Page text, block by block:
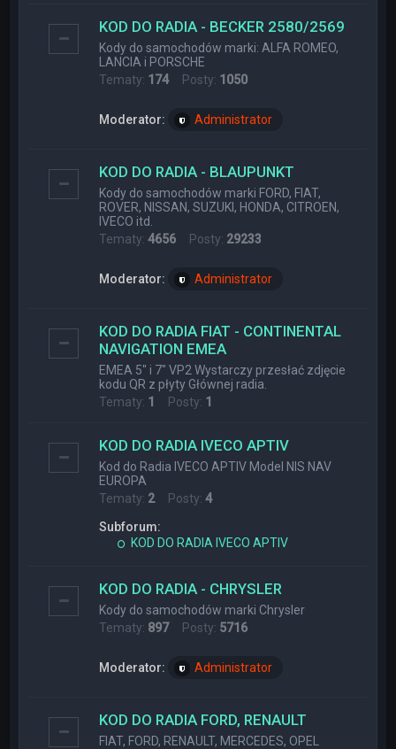
KOD DO RADIA - BECKER 2580/2569
Kody do samochodów marki: ALFA ROMEO,
LANCIA i PORSCHE
Tematy: 174Posty: 1050
Moderator: Administrator
KOD DO RADIA - BLAUPUNKT
Kody do samochodów marki FORD, FIAT,
ROVER, NISSAN, SUZUKI, HONDA, CITROEN,
IVECO itd.
Tematy:4656 Posty: 29233
Moderator: Administrator
KOD DO RADIA FIAT - CONTINENTAL
NAVIGATION EMEA
EMEA 5" i 7" VP2 Wystarczy przesłać zdjęcie
kodu QR z płyty Głównej radia.
Tematy: 1 Posty: 1
KOD DO RADIA IVECO APTIV
Kod do Radia IVECO APTIV Model NIS NAV
EUROPA
Tematy: 2Posty:4
Subforum:
KOD DO RADIA IVECO APTIV
KOD DO RADIA - CHRYSLER
Kody do samochodów marki Chrysler
Tematy: 897Posty: 5716
Moderator: Administrator
KOD DO RADIA FORD, RENAULT
FIAT, FORD, RENAULT, MERCEDES, OPEL